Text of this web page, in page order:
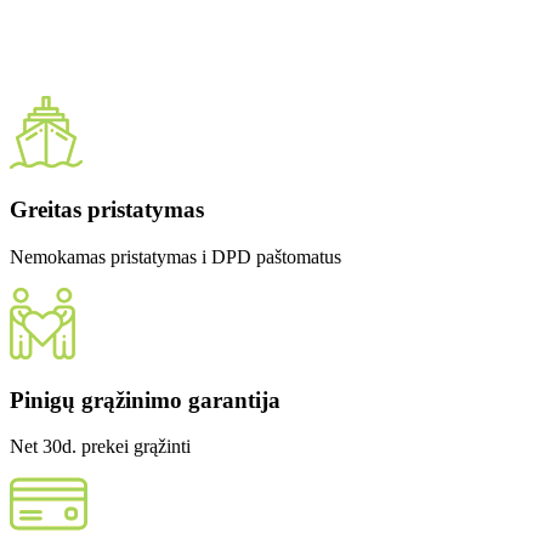
Greitas pristatymas
Nemokamas pristatymas i DPD paštomatus
Pinigų grąžinimo garantija
Net 30d. prekei grąžinti